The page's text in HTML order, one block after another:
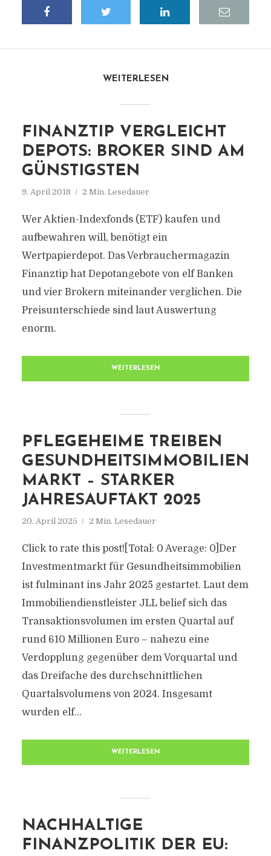
WEITERLESEN
FINANZTIP VERGLEICHT
DEPOTS: BROKER SIND AM
GÜNSTIGSTEN
9. April 2018 2 Min. Lesedauer
Wer Aktien-Indexfonds (ETF) kaufen und
aufbewahren will, benötigt ein
Wertpapierdepot. Das Verbrauchermagazin
Finanztip hat Depotangebote von elf Banken
und vier Brokern miteinander verglichen. Die
Preisunterschiede sind laut Auswertung
enorm.
WEITERLESEN
PFLEGEHEIME TREIBEN
GESUNDHEITSIMMOBILIEN
MARKT – STARKER
JAHRESAUFTAKT 2025
20. April 2025 2 Min. Lesedauer
Click to rate this post![Total: 0 Average: 0]Der
Investmentmarkt für Gesundheitsimmobilien
ist fulminant ins Jahr 2025 gestartet. Laut dem
Immobiliendienstleister JLL belief sich das
Transaktionsvolumen im ersten Quartal auf
rund 610 Millionen Euro – nahezu eine
Verdopplung gegenüber dem Vorquartal und
das Dreifache des durchschnittlichen
Quartalsvolumens von 2024. Insgesamt
wurden elf...
WEITERLESEN
NACHHALTIGE
FINANZPOLITIK DER EU: